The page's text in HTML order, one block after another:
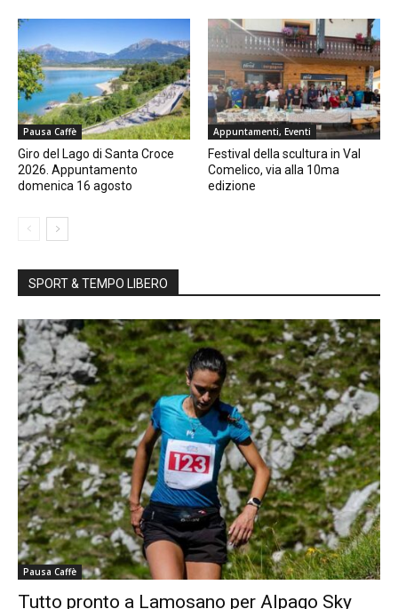
Pausa Caffè
Giro del Lago di Santa Croce
2026. Appuntamento
domenica 16 agosto
Appuntamenti, Eventi
Festival della scultura in Val
Comelico, via alla 10ma
edizione
SPORT & TEMPO LIBERO
Pausa Caffè
Tutto pronto a Lamosano per Alpago Sky